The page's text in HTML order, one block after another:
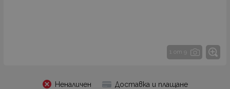
1 от 9
Неналичен Доставка и плащане